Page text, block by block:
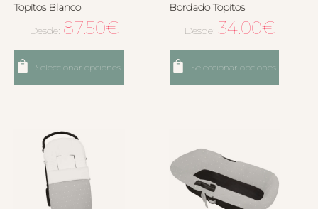
Topitos Blanco
Desde: 87.50€
Seleccionar opciones
Bordado Topitos
Desde: 34.00€
Seleccionar opciones